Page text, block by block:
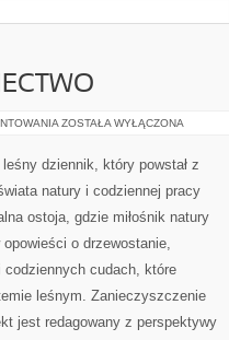
LEŚNE
MITY
I
ZOSTAŁA WYŁĄCZONA
dziennik, który powstał z
natury i codziennej pracy
ostoja, gdzie miłośnik natury
opowieści o drzewostanie,
cudach, które
leśnym. Zanieczyszczenie
jest redagowany z perspektywy